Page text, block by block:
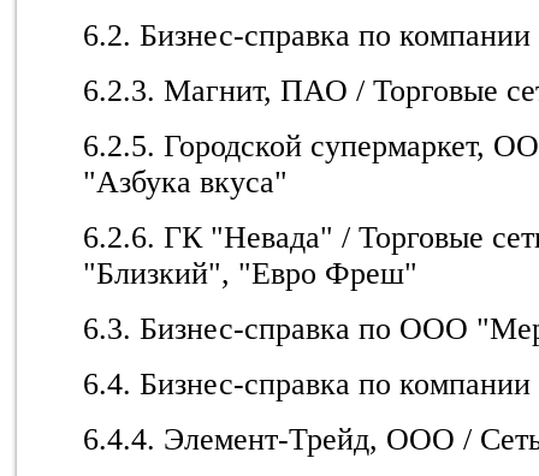
6.2. Бизнес-справка по
6.2.3. Магнит, ПАО / Торговые
6.2.5. Городской супермаркет,
"Азбука вкуса"
6.2.6. ГК "Невада" / Торговые
"Близкий", "Евро Фреш"
6.3. Бизнес-справка по ООО
6.4. Бизнес-справка по
6.4.4. Элемент-Трейд, ООО /